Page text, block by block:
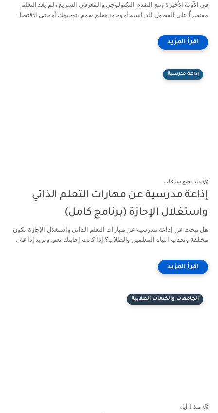
الآونة الأخيرة ومع التقدم التكنولوجي والمعرفي السريع ، لم يعد التعلم
على الفصول الدراسية أو وجود معلم يقوم بتوجيهك أو حتى الاقتصا...
إذاعة مدرسية
منذ بضع ساعات
مدرسية عن مهارات التعلم الذاتي
الإجازة (برنامج كامل)
تبحث عن إذاعة مدرسية عن مهارات التعلم الذاتي واستغلال الإجازة تكون
وتجذب انتباه المعلمين والطلاب؟ إذا كانت إجابتك نعم، وتريد إذاعة...
الجامعات والخدمات الطلابية
منذ 1 أيام